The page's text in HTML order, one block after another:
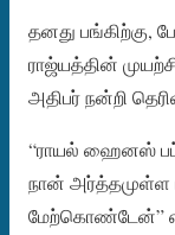
தனது பங்கிற்கு,
ராஜ்யத்தின்
அதிபர் நன்றி
“ராயல் ஹைனஸ்
நான் அர்த்தமுள்ள
மேற்கொண்டேன்”